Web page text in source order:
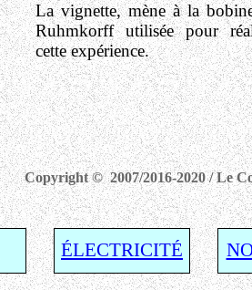
La vignette, mène à la
Ruhmkorff utilisée pour
cette expérience.
Copyright © 2007/2016-2020 / Le
ÉLECTRICITÉ